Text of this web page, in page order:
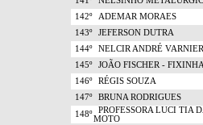
142º
ADEMAR MORAES
143º
JEFERSON DUTRA
144º
NELCIR ANDRÉ VARNIER
145º
JOÃO FISCHER - FIXINHA
146º
RÉGIS SOUZA
147º
BRUNA RODRIGUES
148º
PROFESSORA LUCI TIA
MOTO